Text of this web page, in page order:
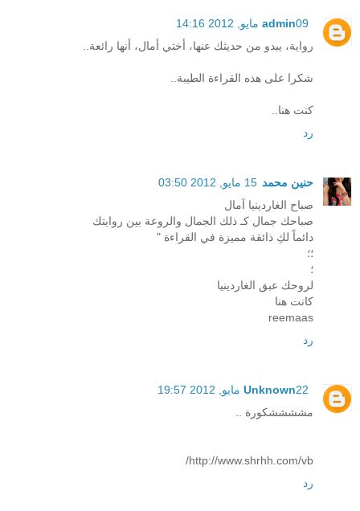
admin09 مايو, 2012 14:16
رواية، يبدو من حديثك عنها، أختي أمال، أنها رائعة..
شكرا على هذه القراءة الطيبة..
كنت هنا..
رد
حنين محمد 15 مايو, 2012 03:50
صباح الغاردينيا آمال
صباحك جمال كـ ذلك الجمال والروعة بين روايتك
دائماً لكِ ذائقة مميزة في القراءة "
؛؛
؛
لروحك عبق الغاردينيا
كانت هنا
reemaas
رد
Unknown22 مايو, 2012 19:57
مششششكورة ..
http://www.shrhh.com/vb/
رد